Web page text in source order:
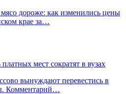
дороже: как изменились цены
крае за…
мест сократят в вузах
вынуждают перевестись в
Комментарий…